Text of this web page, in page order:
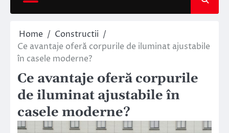
Home
Constructii
Ce avantaje oferă corpurile de iluminat ajustabile
în casele moderne?
Ce avantaje oferă corpurile
de iluminat ajustabile în
casele moderne?